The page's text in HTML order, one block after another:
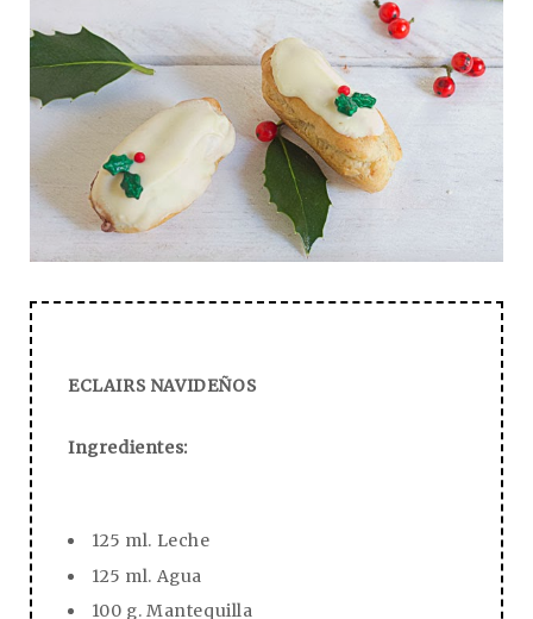
ECLAIRS NAVIDEÑOS
Ingredientes:
125 ml. Leche
125 ml. Agua
100 g. Mantequilla